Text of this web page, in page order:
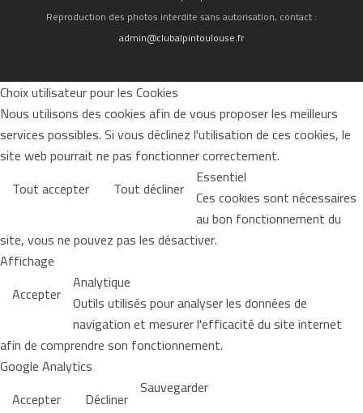
Reproduction des photos interdite sans autorisation, contact :
admin@clubalpintoulouse.fr
Choix utilisateur pour les Cookies
Nous utilisons des cookies afin de vous proposer les meilleurs
services possibles. Si vous déclinez l'utilisation de ces cookies, le
site web pourrait ne pas fonctionner correctement.
Tout accepter
Tout décliner Essentiel
Ces cookies sont nécessaires
au bon fonctionnement du
site, vous ne pouvez pas les désactiver.
Affichage
Accepter Analytique
Outils utilisés pour analyser les données de
navigation et mesurer l'efficacité du site internet
afin de comprendre son fonctionnement.
Google Analytics
Accepter
Décliner Sauvegarder